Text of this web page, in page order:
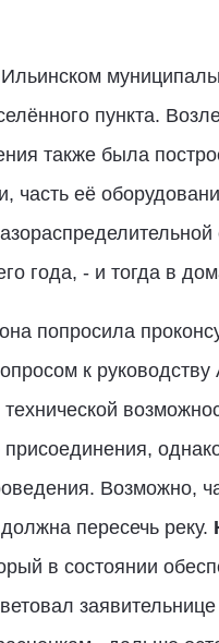
пункта.
также была
часть её
года, - и тогда в
попросила
к
присоединения,
Возможно,
пересечь реку.
в состоянии